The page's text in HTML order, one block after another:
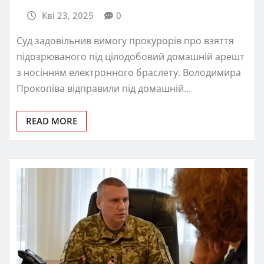
Кві 23, 2025 0
Суд задовільнив вимогу прокурорів про взяття
підозрюваного під цілодобовий домашній арешт
з носінням електронного браслету. Володимира
Прокопіва відправили під домашній…
READ MORE